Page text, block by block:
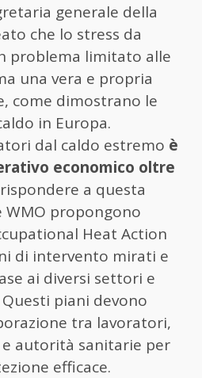
generale della
che lo stress da
problema limitato alle
una vera e propria
come dimostrano le
in Europa.
dal caldo estremo è
economico oltre
a questa
WMO propongono
Heat Action
di intervento mirati e
ai diversi settori e
piani devono
tra lavoratori,
autorità sanitarie per
efficace.